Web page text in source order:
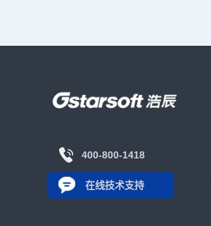
400-800-1418
在线技术支持